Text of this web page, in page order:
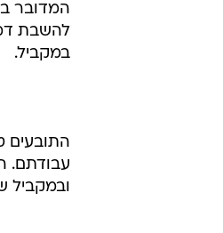
להשבת
במקביל.
התובעים
עבודתם.
ובמקביל